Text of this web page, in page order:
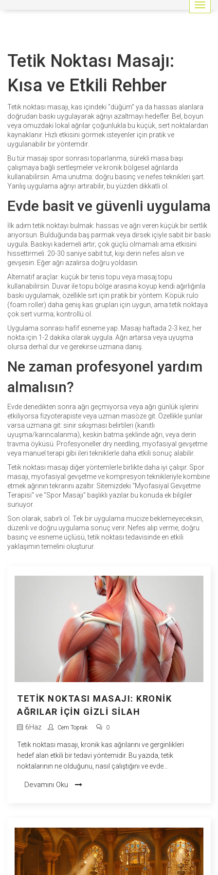
G
e
/
k
Tetik Noktası Masajı:
Kısa ve Etkili Rehber
Tetik noktası masajı, kas içindeki "düğüm" ya da hassas alanlara
doğrudan baskı uygulayarak ağrıyı azaltmayı hedefler. Bel, boyun
veya omuzdaki lokal ağrılar çoğunlukla bu küçük, sert noktalardan
kaynaklanır. Hızlı etkisini görmek isteyenler için pratik ve
uygulanabilir bir yöntemdir.
Bu tür masajı spor sonrası toparlanma, sürekli masa başı
çalışmaya bağlı sertleşmeler ve kronik bölgesel ağrılarda
kullanabilirsin. Ama unutma: doğru basınç ve nefes teknikleri şart.
Yanlış uygulama ağrıyı artırabilir, bu yüzden dikkatli ol.
Evde basit ve güvenli uygulama
İlk adım tetik noktayı bulmak: hassas ve ağrı veren küçük bir sertlik
arıyorsun. Bulduğunda baş parmak veya dirsek içiyle sabit bir baskı
uygula. Baskıyı kademeli artır; çok güçlü olmamalı ama etkisini
hissettirmeli. 20-30 saniye sabit tut, kişi derin nefes alsın ve
gevşesin. Eğer ağrı azalırsa doğru yoldasın.
Alternatif araçlar: küçük bir tenis topu veya masaj topu
kullanabilirsin. Duvar ile topu bölge arasına koyup kendi ağırlığınla
baskı uygulamak, özellikle sırt için pratik bir yöntem. Köpük rulo
(foam roller) daha geniş kas grupları için uygun, ama tetik noktaya
çok sert vurma; kontrollü ol.
Uygulama sonrası hafif esneme yap. Masajı haftada 2-3 kez, her
nokta için 1-2 dakika olarak uygula. Ağrı artarsa veya uyuşma
olursa derhal dur ve gerekirse uzmana danış.
Ne zaman profesyonel yardım
almalısın?
Evde denedikten sonra ağrı geçmiyorsa veya ağrı günlük işlerini
etkiliyorsa fizyoterapiste veya uzman masöze git. Özellikle şunlar
varsa uzmana git: sinir sıkışması belirtileri (kanıtlı
uyuşma/karıncalanma), keskin batma şeklinde ağrı, veya derin
travma öyküsü. Profesyoneller dry needling, myofasiyal gevşetme
veya manuel terapi gibi ileri tekniklerle daha etkili sonuç alabilir.
Tetik noktası masajı diğer yöntemlerle birlikte daha iyi çalışır. Spor
masajı, myofasiyal gevşetme ve kompresyon teknikleriyle kombine
etmek ağrının tekrarını azaltır. Sitemizdeki "Myofasiyal Gevşetme
Terapisi" ve "Spor Masajı" başlıklı yazılar bu konuda ek bilgiler
sunuyor.
Son olarak, sabırlı ol. Tek bir uygulama mucize beklemeyeceksin,
düzenli ve doğru uygulama sonuç verir. Nefes alıp verme, doğru
basınç ve esneme üçlüsü, tetik noktası tedavisinde en etkili
yaklaşımın temelini oluşturur.
TETIK NOKTASI MASAJI: KRONIK
AĞRILAR İÇIN GIZLI SILAH
6Haz Cem Toprak 0
Tetik noktası masajı, kronik kas ağrılarını ve gerginlikleri
hedef alan etkili bir tedavi yöntemidir. Bu yazıda, tetik
noktalarının ne olduğunu, nasıl çalıştığını ve evde
Devamını Oku